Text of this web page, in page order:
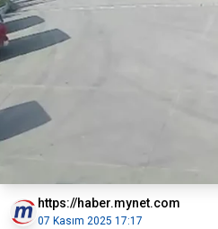
https://haber.mynet.com
07 Kasım 2025 17:17